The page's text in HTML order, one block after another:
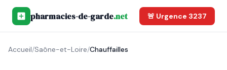
pharmacies-de-garde.net 🚨 Urgence 3237
Accueil/Saône-et-Loire/Chauffailles